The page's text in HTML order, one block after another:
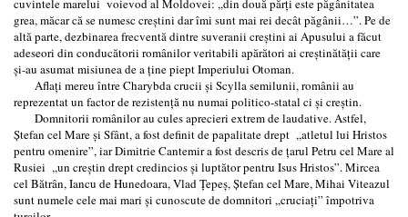
cuvintele marelui voievod al Moldovei: ,,din două părţi este păgânitatea
grea, măcar că se numesc creştini dar îmi sunt mai rei decât păgânii…”. Pe de
altă parte, dezbinarea frecventă dintre suveranii creştini ai Apusului a făcut
adeseori din conducătorii românilor veritabili apărători ai creştinătăţii care
şi-au asumat misiunea de a ţine piept Imperiului Otoman.
Aflaţi mereu între Charybda crucii şi Scylla semilunii, românii au
reprezentat un factor de rezistenţă nu numai politico-statal ci şi creştin.
Domnitorii românilor au cules aprecieri extrem de laudative. Astfel,
Ştefan cel Mare şi Sfânt, a fost definit de papalitate drept ,,atletul lui Hristos
pentru omenire”, iar Dimitrie Cantemir a fost descris de ţarul Petru cel Mare al
Rusiei ,,un creştin drept credincios şi luptător pentru Isus Hristos”. Mircea
cel Bătrân, Iancu de Hunedoara, Vlad Ţepeş, Ştefan cel Mare, Mihai Viteazul
sunt numele cele mai mari şi cunoscute de domnitori ,,cruciaţi” împotriva